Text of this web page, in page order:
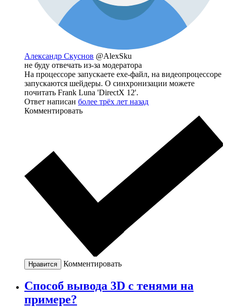
Александр Скуснов @AlexSku
не буду отвечать из-за модератора
На процессоре запускаете exe-файл, на видеопроцессоре
запускаются шейдеры. О синхронизации можете
почитать Frank Luna 'DirectX 12'.
Ответ написан более трёх лет назад
Комментировать
Нравится Комментировать
Способ вывода 3D с тенями на
примере?